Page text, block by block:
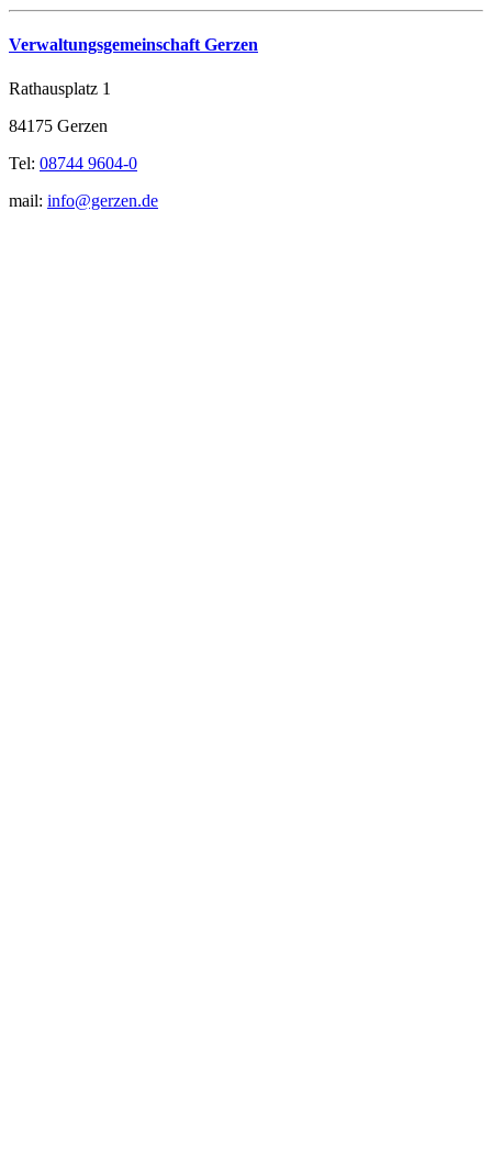
Verwaltungsgemeinschaft Gerzen
Rathausplatz 1
84175 Gerzen
Tel: 08744 9604-0
mail: info@gerzen.de